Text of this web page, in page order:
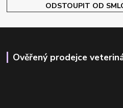
ODSTOUPIT OD
Ověřený prodejce